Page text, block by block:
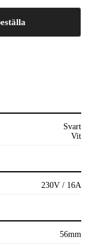
Svart
Vit
230V / 16A
56mm